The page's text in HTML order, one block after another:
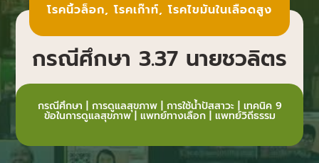
โรคนิ้วล็อก,โรคเก๊าท์,โรคไขมันในเลือดสูง
กรณีศึกษา 3.37 นายชวลิตร
กรณีศึกษา | การดูแลสุขภาพ| การใช้น้ำปัสสาวะ| เทคนิค 9
ข้อในการดูแลสุขภาพ| แพทย์ทางเลือก| แพทย์วิถีธรรม